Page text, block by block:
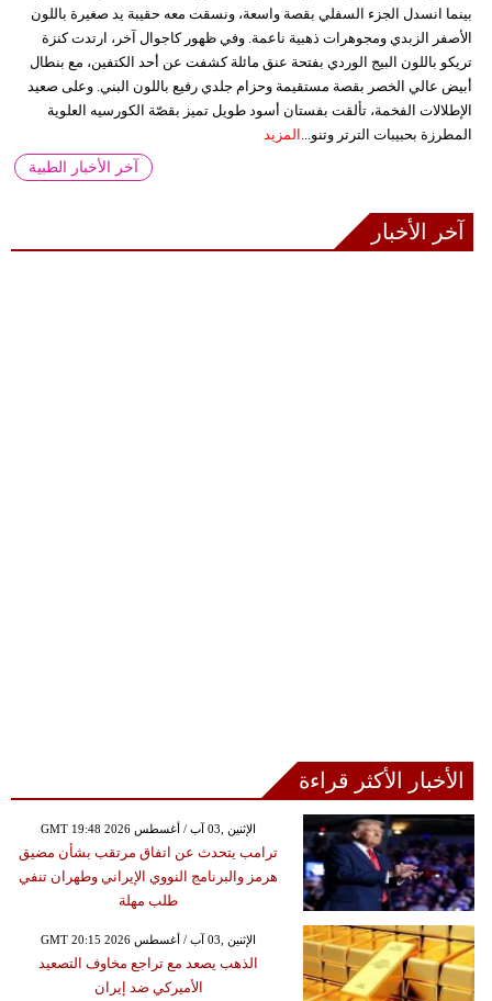
بينما انسدل الجزء السفلي بقصة واسعة، ونسقت معه حقيبة يد صغيرة باللون
الأصفر الزبدي ومجوهرات ذهبية ناعمة. وفي ظهور كاجوال آخر، ارتدت كنزة
تريكو باللون البيج الوردي بفتحة عنق مائلة كشفت عن أحد الكتفين، مع بنطال
أبيض عالي الخصر بقصة مستقيمة وحزام جلدي رفيع باللون البني. وعلى صعيد
الإطلالات الفخمة، تألقت بفستان أسود طويل تميز بقصّة الكورسيه العلوية
المطرزة بحبيبات الترتر وتنو... المزيد
آخر الأخبار الطبية
آخر الأخبار
الأخبار الأكثر قراءة
GMT 19:48 2026 الإثنين ,03 آب / أغسطس
ترامب يتحدث عن اتفاق مرتقب بشأن مضيق
هرمز والبرنامج النووي الإيراني وطهران تنفي
طلب مهلة
GMT 20:15 2026 الإثنين ,03 آب / أغسطس
الذهب يصعد مع تراجع مخاوف التصعيد
الأميركي ضد إيران